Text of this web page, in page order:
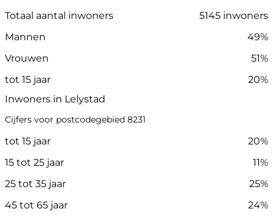
Totaal aantal inwoners
5145 inwoners
Mannen
49%
Vrouwen
51%
tot 15 jaar
20%
Inwoners in Lelystad
Cijfers voor postcodegebied 8231
tot 15 jaar
20%
15 tot 25 jaar
11%
25 tot 35 jaar
25%
45 tot 65 jaar
24%